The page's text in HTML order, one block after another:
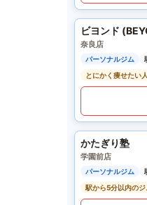
ビヨンド
奈良店
パーソナルジム
とにかく痩せたい人
かたぎり塾
学園前店
パーソナルジム
駅から5分以内の